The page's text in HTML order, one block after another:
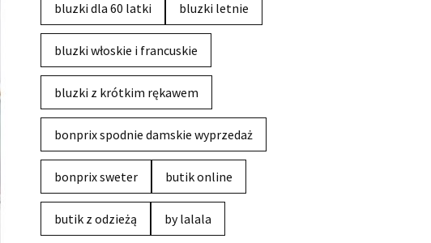
bluzki dla 60 latki bluzki letnie
bluzki włoskie i francuskie
bluzki z krótkim rękawem
bonprix spodnie damskie wyprzedaż
bonprix sweter butik online
butik z odzieżą by lalala